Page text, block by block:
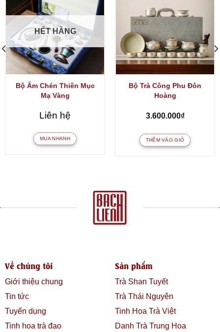
HẾT HÀNG
Bộ Ấm Chén Thiên Mục
Mạ Vàng
Liên hệ
MUA NHANH
Bộ Trà Công Phu Đôn
Hoàng
3.600.000₫
THÊM VÀO GIỎ
Về chúng tôi
Giới thiệu chung
Tin tức
Tuyển dụng
Tinh hoa trà đạo
Sản phẩm
Trà Shan Tuyết
Trà Thái Nguyên
Tinh Hoa Trà Việt
Danh Trà Trung Hoa